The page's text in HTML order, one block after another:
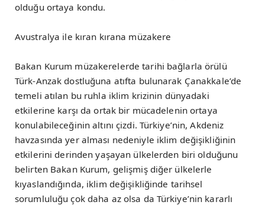
olduğu ortaya kondu.
Avustralya ile kıran kırana müzakere
Bakan Kurum müzakerelerde tarihi bağlarla örülü
Türk-Anzak dostluğuna atıfta bulunarak Çanakkale’de
temeli atılan bu ruhla iklim krizinin dünyadaki
etkilerine karşı da ortak bir mücadelenin ortaya
konulabileceğinin altını çizdi. Türkiye’nin, Akdeniz
havzasında yer alması nedeniyle iklim değişikliğinin
etkilerini derinden yaşayan ülkelerden biri olduğunu
belirten Bakan Kurum, gelişmiş diğer ülkelerle
kıyaslandığında, iklim değişikliğinde tarihsel
sorumluluğu çok daha az olsa da Türkiye’nin kararlı